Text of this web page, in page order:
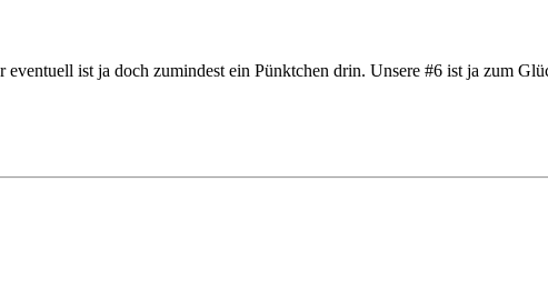
ist ja doch zumindest ein Pünktchen drin. Unsere #6 ist ja zum